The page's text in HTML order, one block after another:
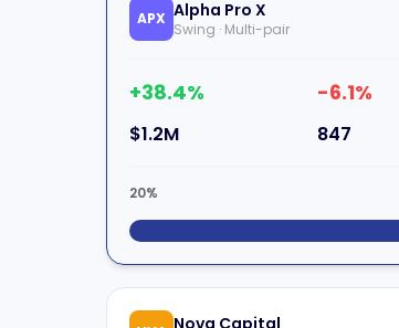
APX Alpha Pro X
Swing · Multi-pair
+38.4% -6.1%
$1.2M 847
20%
Nova Capital